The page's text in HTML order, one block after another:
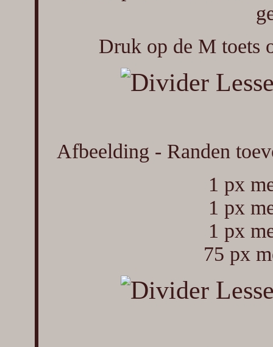
Druk op de M toets
Afbeelding - Randen
1 px
1 px
1 px
75 px